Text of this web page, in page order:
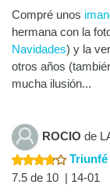
Compré unos
hermana con la
Navidades) y la
otros años
mucha ilusión...
ROCIO de
Triunfé
7.5 de 10 | 14-01